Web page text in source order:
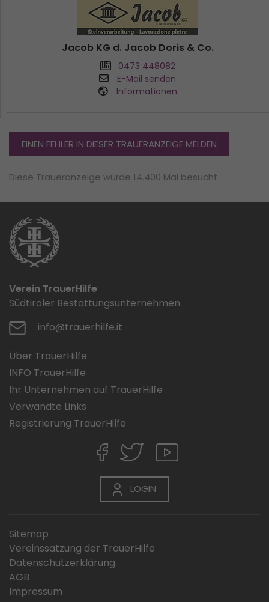
Jacob KG d. Jacob Doris & Co.
0473 448082
E-Mail senden
Informationen
EINEN FEHLER IN DIESER TRAUERANZEIGE MELDEN
Diese Traueranzeige wurde 14.400 Mal besucht
Verein TrauerHilfe
Südtiroler Bestattungsunternehmen
info@trauerhilfe.it
Über TrauerHilfe
INFO TrauerHilfe
Ihr Unternehmen auf TrauerHilfe
Verwandte Links
Registrierung TrauerHilfe
LOGIN
Sitemap
Vereinssatzung der TrauerHilfe
Datenschutzerklärung
AGB
Impressum